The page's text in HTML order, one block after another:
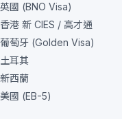
英國 (BNO Visa)
香港 新 CIES / 高才通
葡萄牙 (Golden Visa)
土耳其
新西蘭
美國 (EB-5)